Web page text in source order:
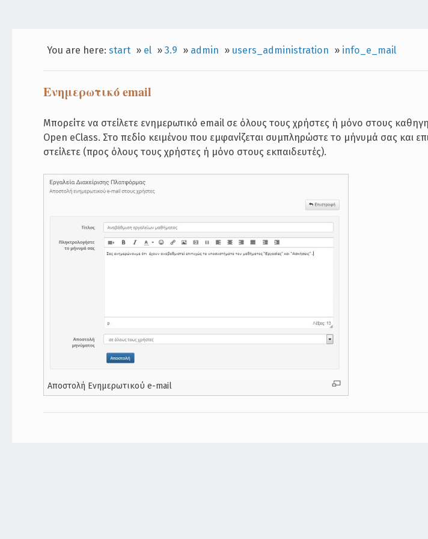
You are here: start » el » 3.9 » admin » users_administration » info_e_mail
Ενημερωτικό email
Μπορείτε να στείλετε ενημερωτικό email σε όλους τους χρήστες ή μόνο στους
Open eClass. Στο πεδίο κειμένου που εμφανίζεται συμπληρώστε το μήνυμά σας και
στείλετε (προς όλους τους χρήστες ή μόνο στους εκπαιδευτές).
Αποστολή Ενημερωτικού e-mail